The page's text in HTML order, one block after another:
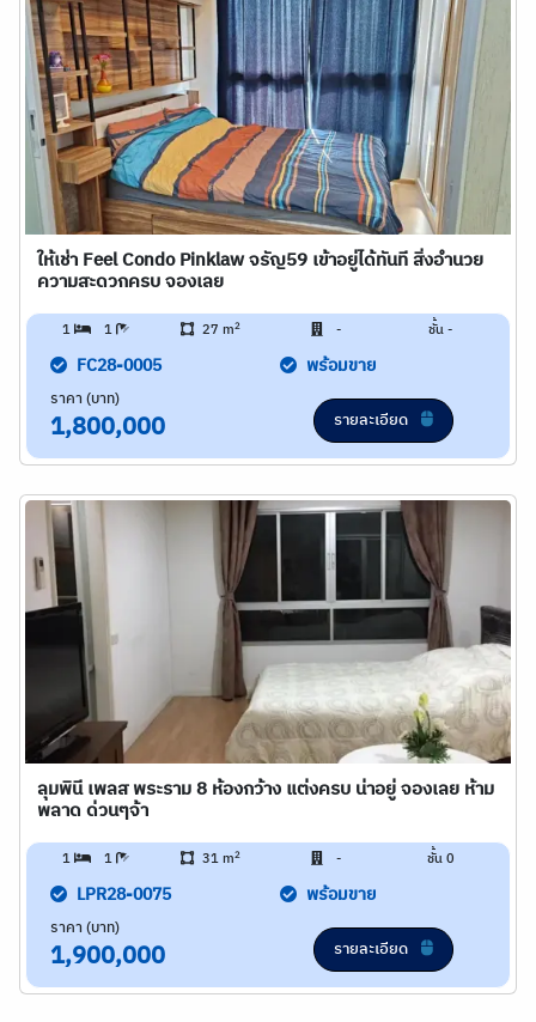
ให้เช่า Feel Condo Pinklaw จรัญ59 เข้าอยู่ได้ทันที สิ่งอำนวย
ความสะดวกครบ จองเลย
1 1 27 m2 - ชั้น -
FC28-0005 พร้อมขาย
ราคา (บาท)
1,800,000 รายละเอียด
ลุมพินี เพลส พระราม 8 ห้องกว้าง แต่งครบ น่าอยู่ จองเลย ห้าม
พลาด ด่วนๆจ้า
1 1 31 m2 - ชั้น 0
LPR28-0075 พร้อมขาย
ราคา (บาท)
1,900,000 รายละเอียด